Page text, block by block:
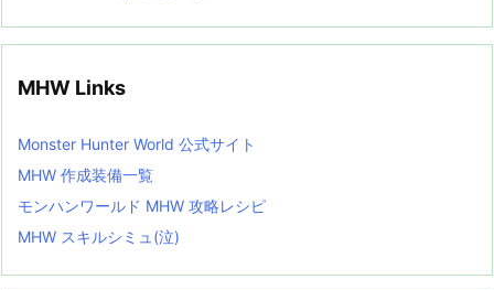
MHW Links
Monster Hunter World 公式サイト
MHW 作成装備一覧
モンハンワールド MHW 攻略レシピ
MHW スキルシミュ(泣)